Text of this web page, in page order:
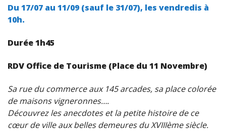
Du 17/07 au 11/09 (sauf le 31/07), les vendredis à
10h.
Durée 1h45
RDV Office de Tourisme (Place du 11 Novembre)
Sa rue du commerce aux 145 arcades, sa place colorée
de maisons vigneronnes….
Découvrez les anecdotes et la petite histoire de ce
cœur de ville aux belles demeures du XVIIIème siècle.